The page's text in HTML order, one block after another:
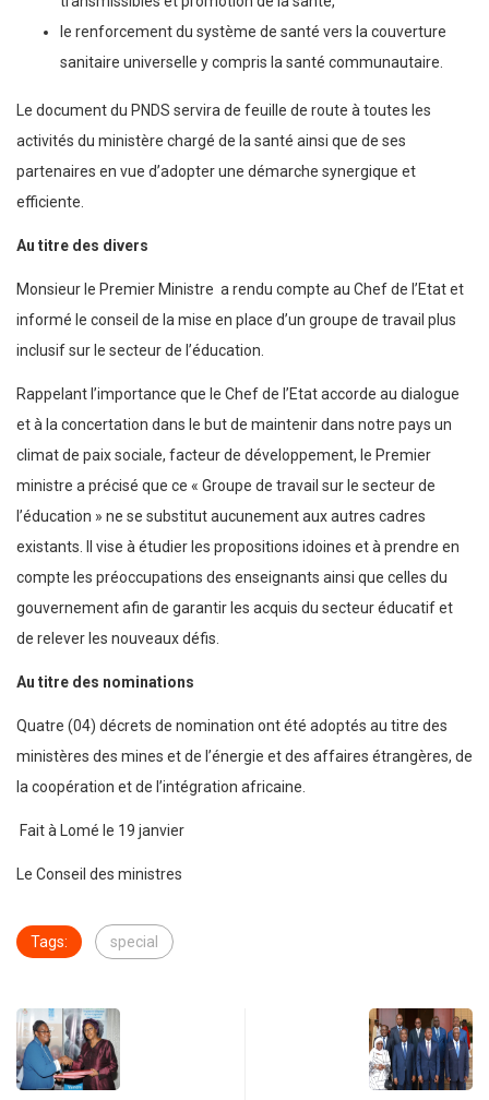
le renforcement du système de santé vers la couverture
sanitaire universelle y compris la santé communautaire.
Le document du PNDS servira de feuille de route à toutes les
activités du ministère chargé de la santé ainsi que de ses
partenaires en vue d’adopter une démarche synergique et
efficiente.
Au titre des divers
Monsieur le Premier Ministre a rendu compte au Chef de l’Etat et
informé le conseil de la mise en place d’un groupe de travail plus
inclusif sur le secteur de l’éducation.
Rappelant l’importance que le Chef de l’Etat accorde au dialogue
et à la concertation dans le but de maintenir dans notre pays un
climat de paix sociale, facteur de développement, le Premier
ministre a précisé que ce « Groupe de travail sur le secteur de
l’éducation » ne se substitut aucunement aux autres cadres
existants. Il vise à étudier les propositions idoines et à prendre en
compte les préoccupations des enseignants ainsi que celles du
gouvernement afin de garantir les acquis du secteur éducatif et
de relever les nouveaux défis.
Au titre des nominations
Quatre (04) décrets de nomination ont été adoptés au titre des
ministères des mines et de l’énergie et des affaires étrangères, de
la coopération et de l’intégration africaine.
Fait à Lomé le 19 janvier
Le Conseil des ministres
Tags: special